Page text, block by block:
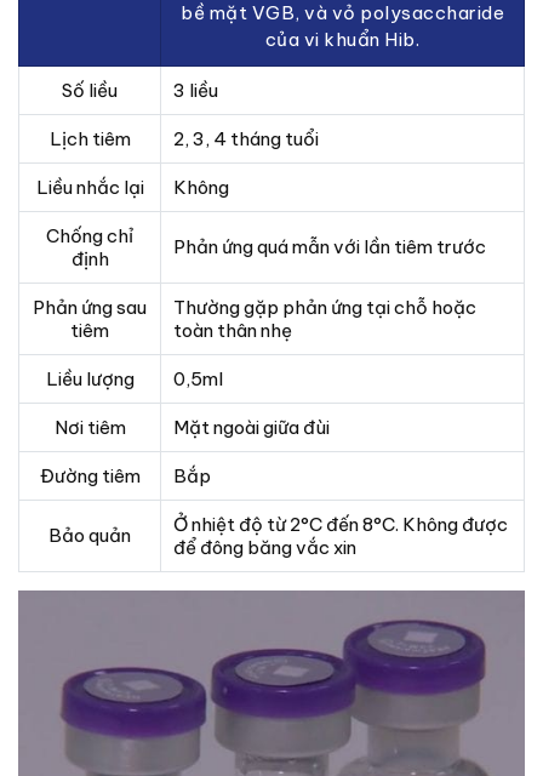
bề mặt VGB, và vỏ polysaccharide
của vi khuẩn Hib.
Số liều 3 liều
Lịch tiêm 2, 3, 4 tháng tuổi
Liều nhắc lại Không
Chống chỉ
định
Phản ứng quá mẫn với lần tiêm trước
Phản ứng sau
tiêm
Thường gặp phản ứng tại chỗ hoặc
toàn thân nhẹ
Liều lượng 0,5ml
Nơi tiêm Mặt ngoài giữa đùi
Đường tiêm Bắp
Bảo quản
Ở nhiệt độ từ 2°C đến 8°C. Không được
để đông băng vắc xin